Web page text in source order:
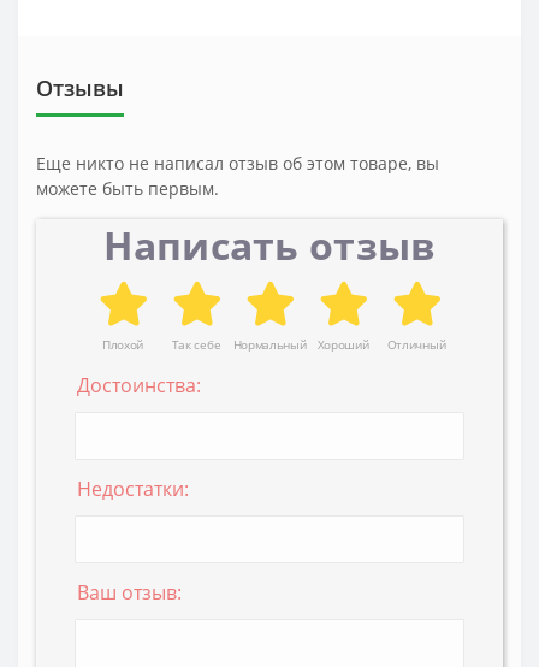
Отзывы
Еще никто не написал отзыв об этом товаре, вы
можете быть первым.
Написать отзыв
Плохой Так себе Нормальный Хороший Отличный
Достоинства:
Недостатки:
Ваш отзыв: